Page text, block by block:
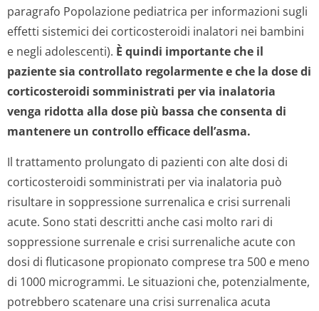
paragrafo Popolazione pediatrica per informazioni sugli
effetti sistemici dei corticosteroidi inalatori nei bambini
e negli adolescenti). È quindi importante che il
paziente sia controllato regolarmente e che la dose di
corticosteroidi somministrati per via inalatoria
venga ridotta alla dose più bassa che consenta di
mantenere un controllo efficace dell’asma.
Il trattamento prolungato di pazienti con alte dosi di
corticosteroidi somministrati per via inalatoria può
risultare in soppressione surrenalica e crisi surrenali
acute. Sono stati descritti anche casi molto rari di
soppressione surrenale e crisi surrenaliche acute con
dosi di fluticasone propionato comprese tra 500 e meno
di 1000 microgrammi. Le situazioni che, potenzialmente,
potrebbero scatenare una crisi surrenalica acuta